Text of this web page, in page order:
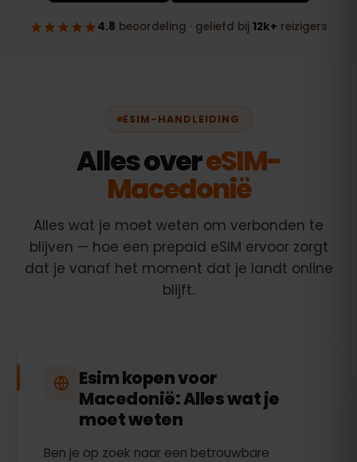
ESIM-HANDLEIDING
Alles overeSIM-
Macedonië
Alles wat je moet weten om verbonden te
blijven — hoe een prepaid eSIM ervoor zorgt
dat je vanaf het moment dat je landt online
blijft.
Esim kopen voor
Macedonië: Alles wat je
moet weten
Ben je op zoek naar een betrouwbare